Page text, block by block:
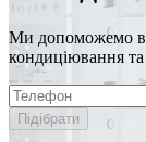
Ми допоможемо
кондиціювання та
Підібрати